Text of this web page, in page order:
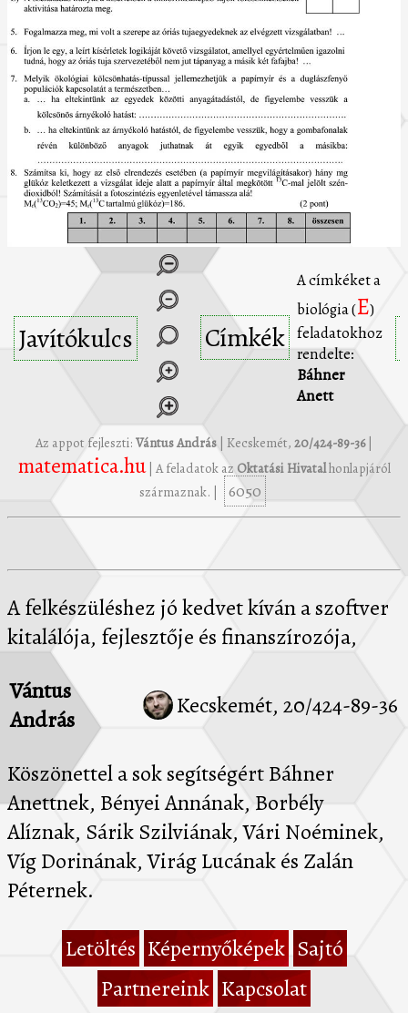
Javítókulcs Címkék
A címkéket a
biológia (E)
feladatokhoz
rendelte:
Báhner
Anett
Az appot fejleszti: Vántus András | Kecskemét, 20/424-89-36|
matematica.hu| A feladatok az Oktatási Hivatalhonlapjáról
származnak. |
6050
A felkészüléshez jó kedvet kíván a szoftver
kitalálója, fejlesztője és finanszírozója,
Vántus
András
Kecskemét, 20/424-89-36
Köszönettel a sok segítségért Báhner
Anettnek, Bényei Annának, Borbély
Alíznak, Sárik Szilviának, Vári Noéminek,
Víg Dorinának, Virág Lucának és Zalán
Péternek.
Letöltés Képernyőképek Sajtó
Partnereink Kapcsolat